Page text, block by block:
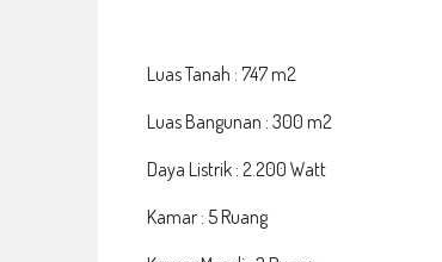
Luas Tanah : 747 m2
Luas Bangunan : 300 m2
Daya Listrik : 2.200 Watt
Kamar : 5 Ruang